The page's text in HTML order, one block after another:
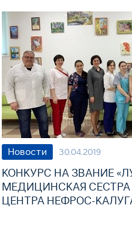
Новости 30.04.2019
КОНКУРС НА ЗВАНИЕ
МЕДИЦИНСКАЯ
ЦЕНТРА НЕФРОС-